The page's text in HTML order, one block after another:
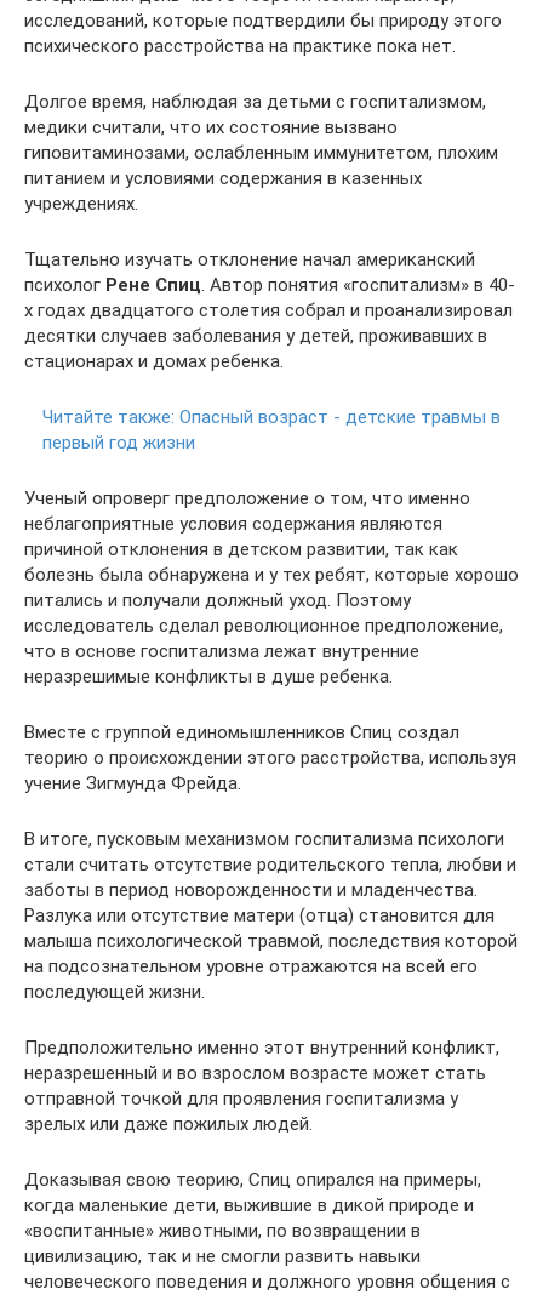
исследований, которые подтвердили бы природу этого
психического расстройства на практике пока нет.
Долгое время, наблюдая за детьми с госпитализмом,
медики считали, что их состояние вызвано
гиповитаминозами, ослабленным иммунитетом, плохим
питанием и условиями содержания в казенных
учреждениях.
Тщательно изучать отклонение начал американский
психолог Рене Спиц. Автор понятия «госпитализм» в 40-
х годах двадцатого столетия собрал и проанализировал
десятки случаев заболевания у детей, проживавших в
стационарах и домах ребенка.
Читайте также: Опасный возраст - детские травмы в
первый год жизни
Ученый опроверг предположение о том, что именно
неблагоприятные условия содержания являются
причиной отклонения в детском развитии, так как
болезнь была обнаружена и у тех ребят, которые хорошо
питались и получали должный уход. Поэтому
исследователь сделал революционное предположение,
что в основе госпитализма лежат внутренние
неразрешимые конфликты в душе ребенка.
Вместе с группой единомышленников Спиц создал
теорию о происхождении этого расстройства, используя
учение Зигмунда Фрейда.
В итоге, пусковым механизмом госпитализма психологи
стали считать отсутствие родительского тепла, любви и
заботы в период новорожденности и младенчества.
Разлука или отсутствие матери (отца) становится для
малыша психологической травмой, последствия которой
на подсознательном уровне отражаются на всей его
последующей жизни.
Предположительно именно этот внутренний конфликт,
неразрешенный и во взрослом возрасте может стать
отправной точкой для проявления госпитализма у
зрелых или даже пожилых людей.
Доказывая свою теорию, Спиц опирался на примеры,
когда маленькие дети, выжившие в дикой природе и
«воспитанные» животными, по возвращении в
цивилизацию, так и не смогли развить навыки
человеческого поведения и должного уровня общения с